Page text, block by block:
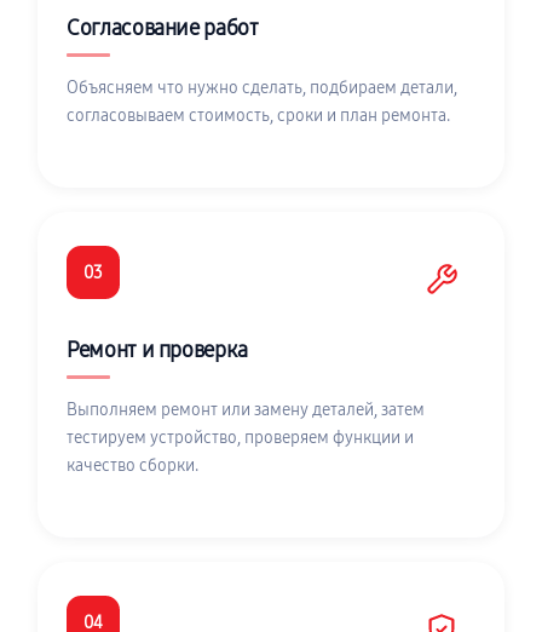
Согласование работ
Объясняем что нужно сделать, подбираем детали,
согласовываем стоимость, сроки и план ремонта.
03
Ремонт и проверка
Выполняем ремонт или замену деталей, затем
тестируем устройство, проверяем функции и
качество сборки.
04